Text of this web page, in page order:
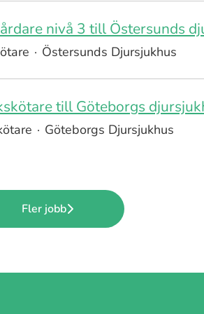
nivå 3 till Östersunds
· Östersunds Djursjukhus
till Göteborgs
· Göteborgs Djursjukhus
Fler jobb